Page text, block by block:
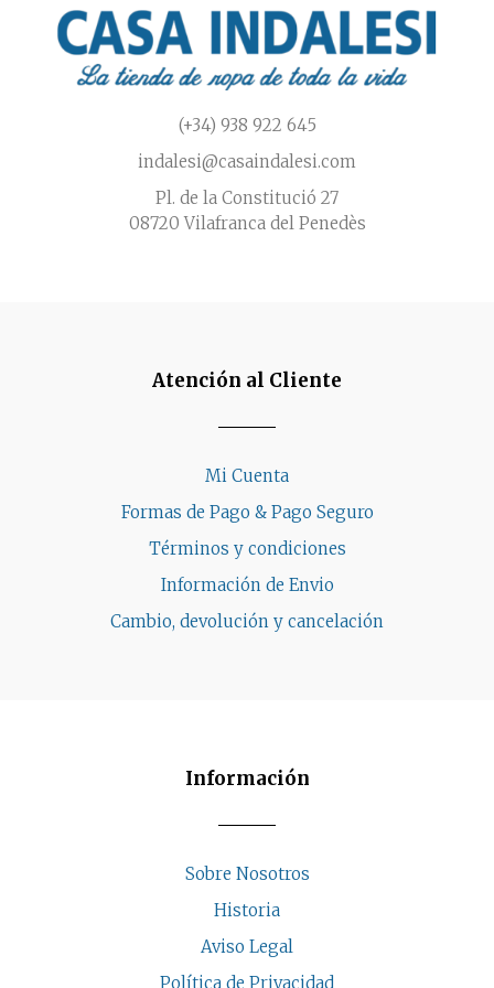
(+34) 938 922 645
indalesi@casaindalesi.com
Pl. de la Constitució 27
08720 Vilafranca del Penedès
Atención al Cliente
Mi Cuenta
Formas de Pago & Pago Seguro
Términos y condiciones
Información de Envio
Cambio, devolución y cancelación
Información
Sobre Nosotros
Historia
Aviso Legal
Política de Privacidad